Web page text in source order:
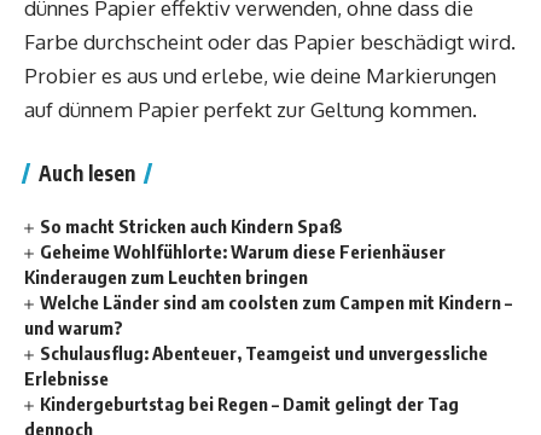
dünnes Papier effektiv verwenden, ohne dass die
Farbe durchscheint oder das Papier beschädigt wird.
Probier es aus und erlebe, wie deine Markierungen
auf dünnem Papier perfekt zur Geltung kommen.
Auch lesen
So macht Stricken auch Kindern Spaß
Geheime Wohlfühlorte: Warum diese Ferienhäuser
Kinderaugen zum Leuchten bringen
Welche Länder sind am coolsten zum Campen mit Kindern –
und warum?
Schulausflug: Abenteuer, Teamgeist und unvergessliche
Erlebnisse
Kindergeburtstag bei Regen – Damit gelingt der Tag
dennoch